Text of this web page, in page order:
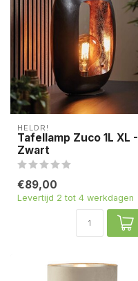
HELDR!
Tafellamp Zuco 1L XL -
Zwart
€89,00
Levertijd 2 tot 4 werkdagen